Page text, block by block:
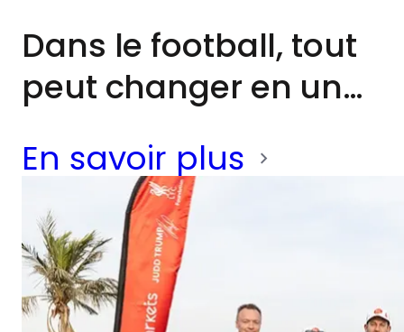
Dans le football, tout
peut changer en un
parfaitement
synchronisée, une
interception décisive,
un tir déclenché
En savoir plus